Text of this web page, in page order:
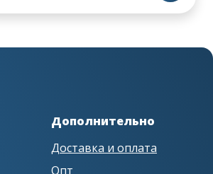
Дополнительно
Доставка и оплата
Опт